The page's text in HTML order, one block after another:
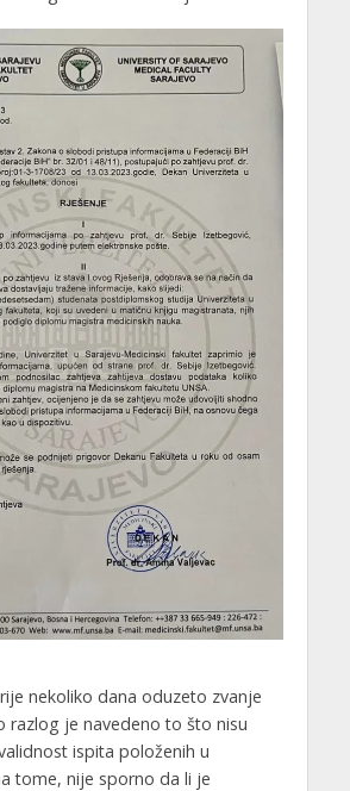
nekoliko dana oduzeto zvanje
razlog je navedeno to što nisu
ispita položenih u
tome, nije sporno da li je